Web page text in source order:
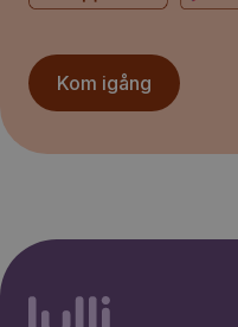
Kom igång